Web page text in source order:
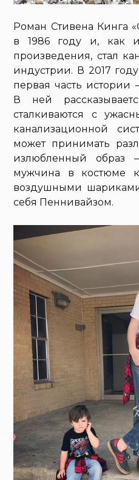
Роман Стивена Кинга
в 1986 году и, как
произведения, стал
индустрии. В 2017
первая часть истории
В ней
сталкиваются с
канализационной
может принимать
излюбленный образ
мужчина в костюме
воздушными
себя Пеннивайзом.